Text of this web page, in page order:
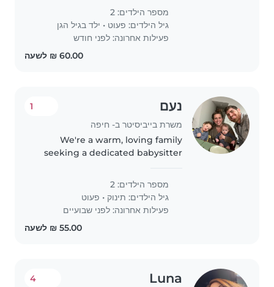
נסיעות אם צריך
מספר הילדים: 2
גיל הילדים: פעוט • ילד בגיל הגן
פעילות אחרונה: לפני חודש
נעם
משרת בייביסיטר ב- חיפה
1
We're a warm, loving family
seeking a dedicated babysitter
—a 9mo baby —at our home. Our
kids are curious, friendly, and full
of energy, and we'd..
מספר הילדים: 2
גיל הילדים: תינוק • פעוט
פעילות אחרונה: לפני שבועיים
Luna
4